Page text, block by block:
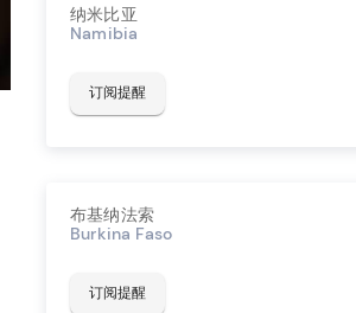
纳米比亚
Namibia
订阅提醒
布基纳法索
Burkina Faso
订阅提醒